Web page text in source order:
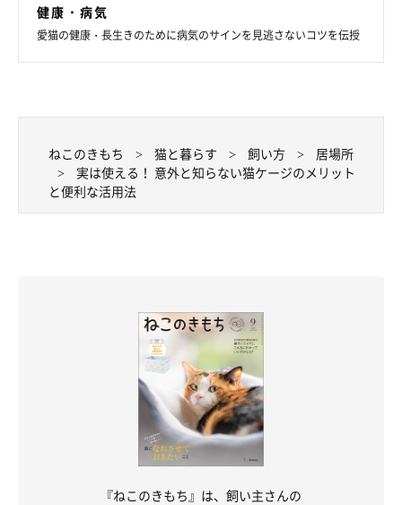
健康・病気
愛猫の健康・長生きのために病気のサインを見逃さないコツを伝授
ねこのきもち 猫と暮らす 飼い方
居場所
実は使える！ 意外と知らない猫ケージのメリット
と便利な活用法
『ねこのきもち』は、飼い主さんの